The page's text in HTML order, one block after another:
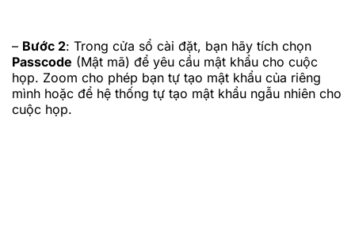
– Bước 2: Trong cửa sổ cài đặt, bạn hãy tích chọn
Passcode (Mật mã) để yêu cầu mật khẩu cho cuộc
họp. Zoom cho phép bạn tự tạo mật khẩu của riêng
mình hoặc để hệ thống tự tạo mật khẩu ngẫu nhiên cho
cuộc họp.